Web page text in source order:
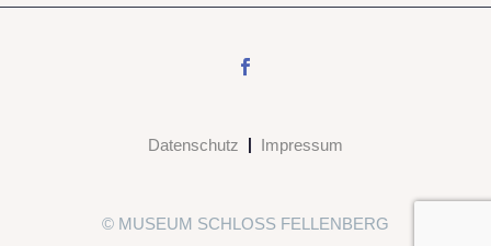
Datenschutz Impressum
© MUSEUM SCHLOSS FELLENBERG